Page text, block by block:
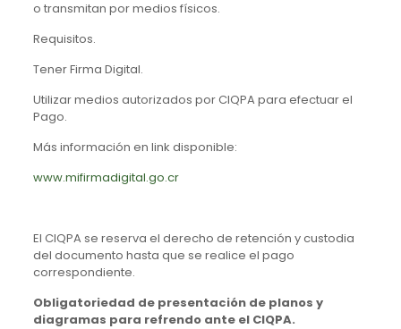
o transmitan por medios físicos.
Requisitos.
Tener Firma Digital.
Utilizar medios autorizados por CIQPA para efectuar el
Pago.
Más información en link disponible:
www.mifirmadigital.go.cr
El CIQPA se reserva el derecho de retención y custodia
del documento hasta que se realice el pago
correspondiente.
Obligatoriedad de presentación de planos y
diagramas para refrendo ante el CIQPA.